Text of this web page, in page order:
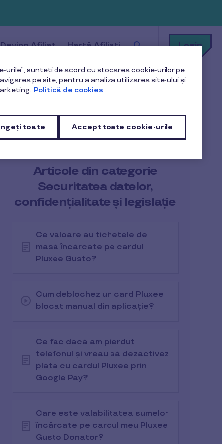
Devino Afiliat Hartă Afiliați
ce
ajuta?
Login
de eligibilitate pentru cardul Social Plus?
Articole din categorie
Securitatea datelor,
confidențialitate și legislație
Ce valoare au tichetele de
masă încărcate pe cardul
Pluxee Gusto?
Cum deblochez un card Pluxee
blocat manual din aplicație?
Ce fac dacă am pierdut
telefonul și vreau să dezactivez
plata cu cardul Pluxee prin
Google Pay?
Care este valabilitatea sumelor
încărcate pe cardul meu Pluxee
Gusto Donator?
urile”, sunteți de acord cu stocarea cookie-urilor pe
pe site, pentru a analiza utilizarea site-ului și
Politică de cookies
toate Accept toate cookie-urile